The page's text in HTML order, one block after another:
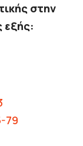
στην
εξής:
79